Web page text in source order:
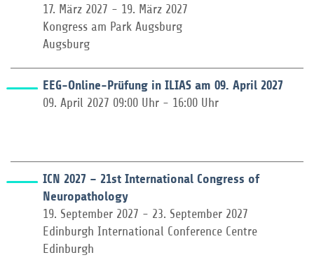
17. März 2027 - 19. März 2027
Kongress am Park Augsburg
Augsburg
EEG-Online-Prüfung in ILIAS am 09. April 2027
09. April 2027 09:00 Uhr - 16:00 Uhr
ICN 2027 – 21st International Congress of
Neuropathology
19. September 2027 - 23. September 2027
Edinburgh International Conference Centre
Edinburgh